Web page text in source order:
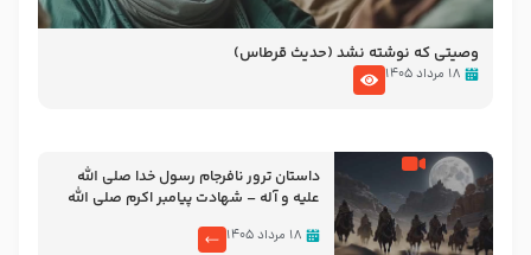
وصیتی که نوشته نشد (حدیث قرطاس)
۱۸ مرداد ۱۴۰۵
‌‌‌‌‌‌‌داستان ترور نافرجام رسول خدا صلی الله
علیه و آله – شهادت پیامبر اکرم صلی الله
۱۸ مرداد ۱۴۰۵